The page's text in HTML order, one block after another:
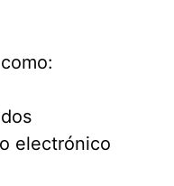
electrónico